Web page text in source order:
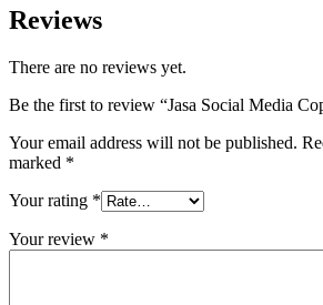
Reviews
There are no reviews yet.
Be the first to review “Jasa Social Media
Your email address will not be published.
marked *
Your rating *
Your review *